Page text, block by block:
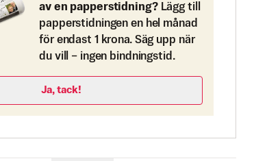
av en papperstidning? Lägg till
papperstidningen en hel månad
för endast 1 krona. Säg upp när
du vill – ingen bindningstid.
Ja, tack!